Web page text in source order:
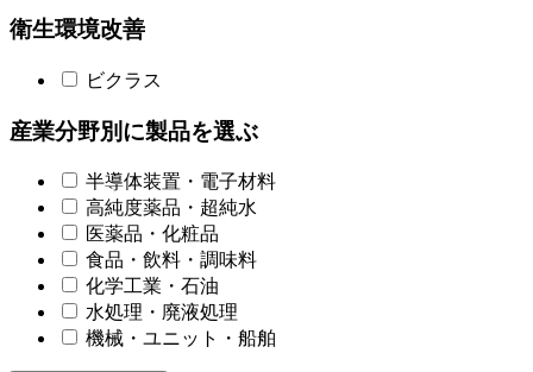
衛生環境改善
ビクラス
産業分野別に製品を選ぶ
半導体装置・電子材料
高純度薬品・超純水
医薬品・化粧品
食品・飲料・調味料
化学工業・石油
水処理・廃液処理
機械・ユニット・船舶